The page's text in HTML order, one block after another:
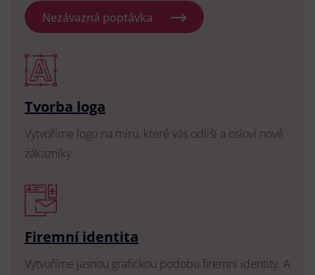
Nezávazná poptávka
Tvorba loga
Vytvoříme logo na míru, které vás odliší a osloví nové
zákazníky.
Firemní identita
Vytvoříme jasnou grafickou podobu firemní identity. A